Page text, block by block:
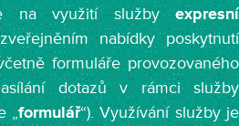
na využití službyexpresní
nabídky poskytnutí
formuláře provozovaného
dotazů v rámci služby
„formulář“). Využívání služby je